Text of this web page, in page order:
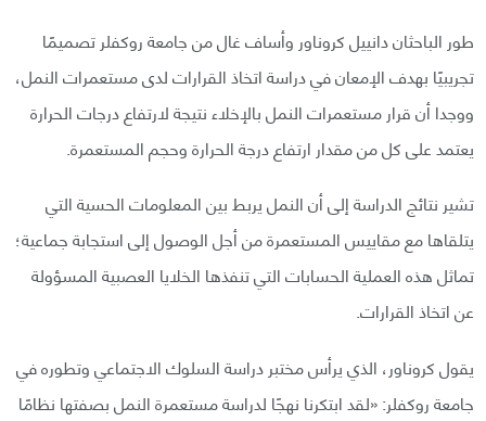
طور الباحثان دانييل كروناور وأساف غال من جامعة روكفلر تصميمًا
تجريبيًا بهدف الإمعان في دراسة اتخاذ القرارات لدى مستعمرات النمل،
ووجدا أن قرار مستعمرات النمل بالإخلاء نتيجة لارتفاع درجات الحرارة
يعتمد على كل من مقدار ارتفاع درجة الحرارة وحجم المستعمرة.
تشير نتائج الدراسة إلى أن النمل يربط بين المعلومات الحسية التي
يتلقاها مع مقاييس المستعمرة من أجل الوصول إلى استجابة جماعية؛
تماثل هذه العملية الحسابات التي تنفذها الخلايا العصبية المسؤولة
عن اتخاذ القرارات.
يقول كروناور، الذي يرأس مختبر دراسة السلوك الاجتماعي وتطوره في
جامعة روكفلر: «لقد ابتكرنا نهجًا لدراسة مستعمرة النمل بصفتها نظامًا